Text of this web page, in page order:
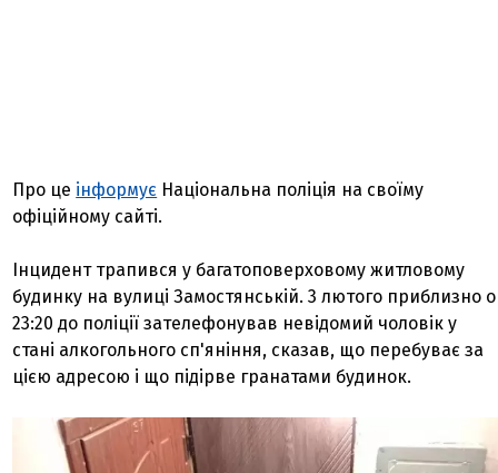
Про це інформує Національна поліція на своїму
офіційному сайті.
Інцидент трапився у багатоповерховому житловому
будинку на вулиці Замостянській. 3 лютого приблизно о
23:20 до поліції зателефонував невідомий чоловік у
стані алкогольного сп'яніння, сказав, що перебуває за
цією адресою і що підірве гранатами будинок.